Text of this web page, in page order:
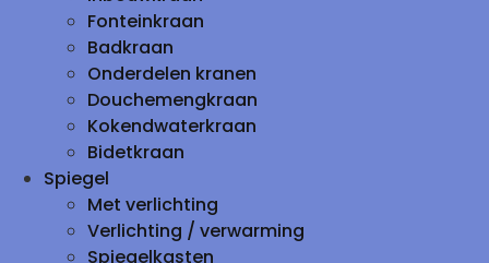
Fonteinkraan
Badkraan
Onderdelen kranen
Douchemengkraan
Kokendwaterkraan
Bidetkraan
Spiegel
Met verlichting
Verlichting / verwarming
Spiegelkasten